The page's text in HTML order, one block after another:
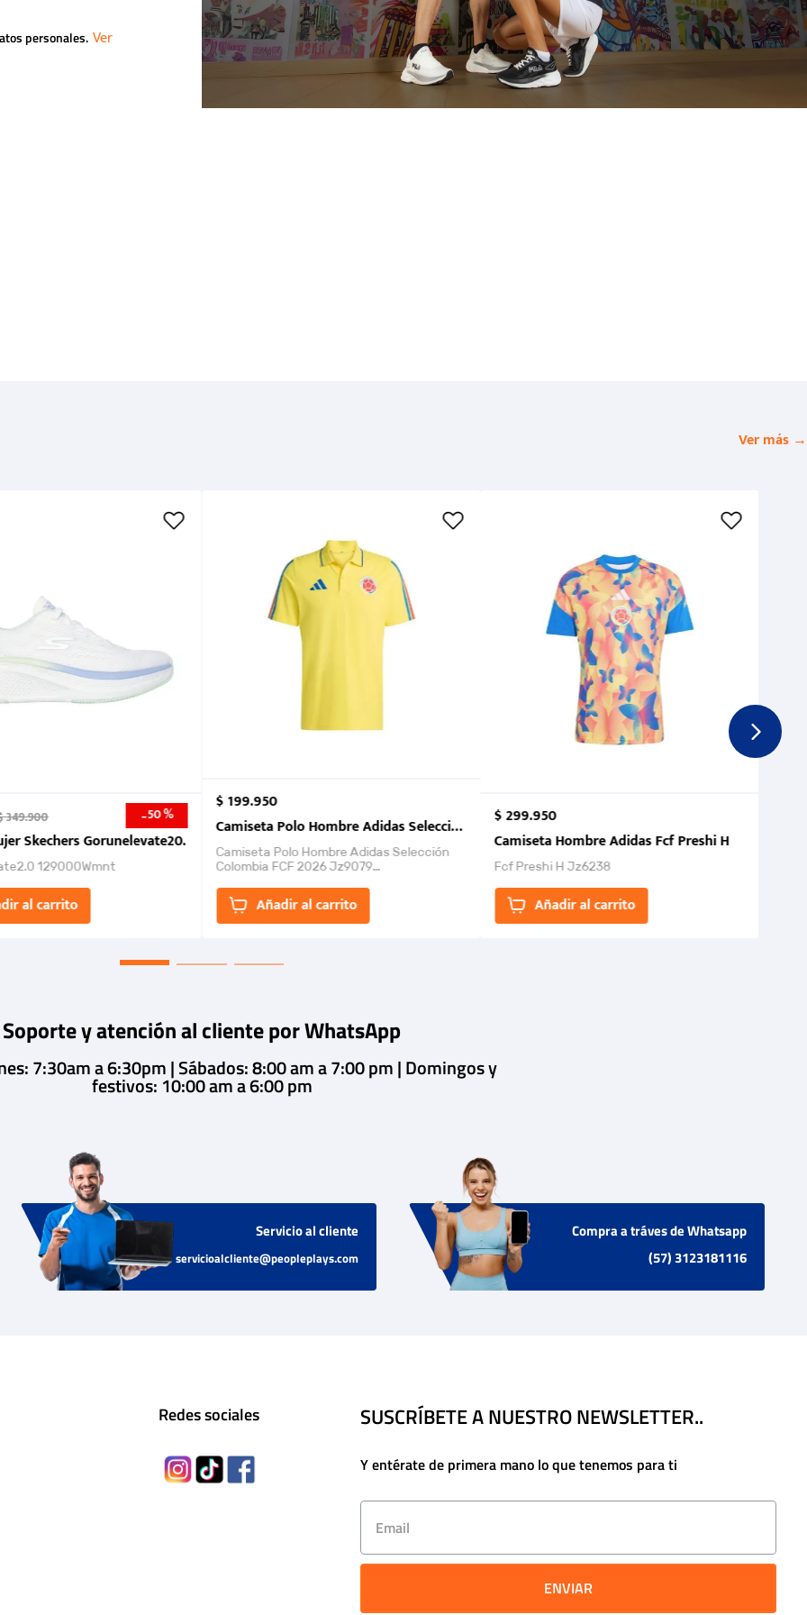
personales.
Ver más →
2026
349.900 -50 %
Skechers Gorunelevate20.
129000Wmnt
al carrito
$199.950
Camiseta Polo Hombre Adidas Selección Colombia FCF 2026.
Camiseta Polo Hombre Adidas Selección
Colombia FCF 2026 Jz9079
un estilo de...Añadir al carrito
$299.950
Camiseta Hombre Adidas Fcf Preshi H
Fcf Preshi H Jz6238
Añadir al carrito
Soporte y atención al cliente por WhatsApp
7:30am a 6:30pm | Sábados: 8:00 am a 7:00 pm | Domingos y
festivos: 10:00 am a 6:00 pm
Servicio al cliente
servicioalcliente@peopleplays.com
Compra a tráves de Whatsapp
(57) 3123181116
Redes sociales SUSCRÍBETE A NUESTRO NEWSLETTER..
Y entérate de primera mano lo que tenemos para ti
ENVIAR